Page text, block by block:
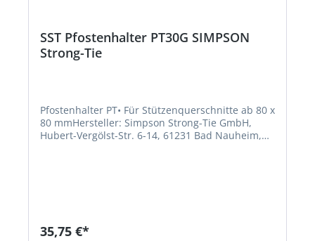
SST Pfostenhalter PT30G SIMPSON
Strong-Tie
Pfostenhalter PT• Für Stützenquerschnitte ab 80 x
80 mmHersteller: Simpson Strong-Tie GmbH,
Hubert-Vergölst-Str. 6-14, 61231 Bad Nauheim,
35,75 €*